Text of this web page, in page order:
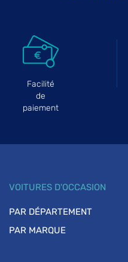
Facilité
de
paiement
VOITURES D'OCCASION
PAR DÉPARTEMENT
PAR MARQUE